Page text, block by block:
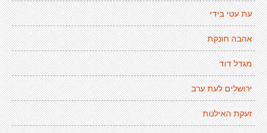
עת עטי בידי
אהבה חונקת
מגדל דוד
ירושלים לעת ערב
זעקת האילנות